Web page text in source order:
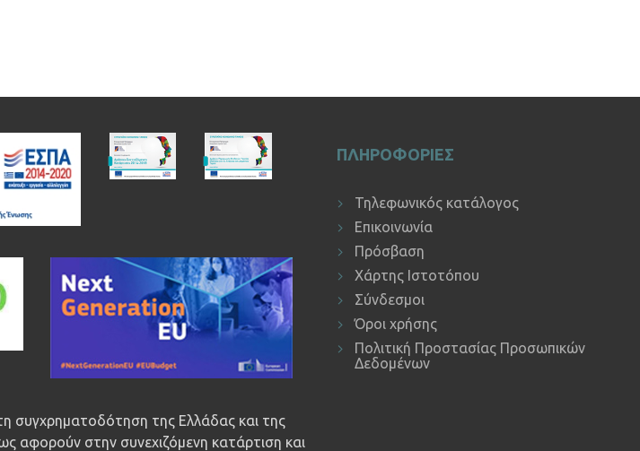
συγχρηματοδότηση της Ελλάδας και της
αφορούν στην συνεχιζόμενη κατάρτιση και
ΠΛΗΡΟΦΟΡΙΕΣ
Τηλεφωνικός κατάλογος
Επικοινωνία
Πρόσβαση
Χάρτης Ιστοτόπου
Σύνδεσμοι
Όροι χρήσης
Πολιτική Προστασίας Προσωπικών
Δεδομένων